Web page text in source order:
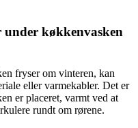
køkkenvasken
fryser om vinteren, kan
eller varmekabler. Det er
er placeret, varmt ved at
rundt om rørene.